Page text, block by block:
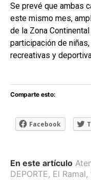
Se prevé que ambas
este mismo mes,
de la Zona
participación de
recreativas y
Comparte esto:
Facebook
En este artículo
DEPORTE, El Ramal,